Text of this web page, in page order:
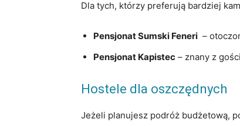
Dla tych, którzy preferują bardziej
Pensjonat Sumski Feneri
–
Pensjonat Kapistec – ​znany⁢ z
Hostele dla oszczędnych
Jeżeli planujesz⁤ podróż budżetową,